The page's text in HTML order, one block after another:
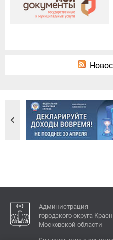
Администрация
городского округа
Московской области